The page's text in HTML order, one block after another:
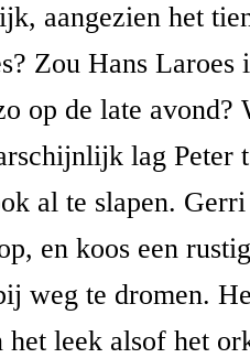
aangezien het
Zou Hans Laroes
op de late
lag Peter
al te slapen.
en koos een
weg te dromen.
het leek alsof het